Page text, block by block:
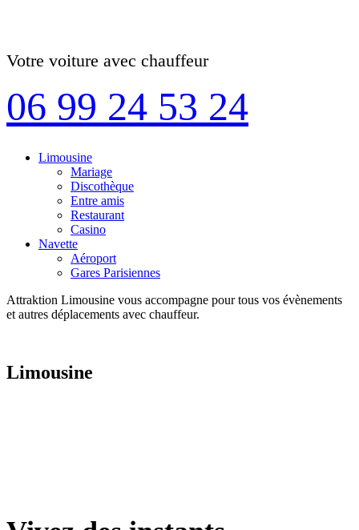
Votre voiture avec chauffeur
06 99 24 53 24
Limousine
Mariage
Discothèque
Entre amis
Restaurant
Casino
Navette
Aéroport
Gares Parisiennes
Attraktion Limousine vous accompagne pour tous vos évènements
et autres déplacements avec chauffeur.
Limousine